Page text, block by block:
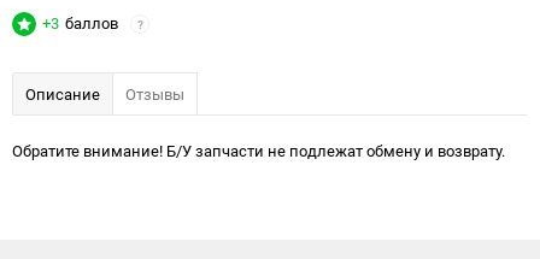
+3 баллов ?
Описание Отзывы
Обратите внимание! Б/У запчасти не подлежат обмену и возврату.